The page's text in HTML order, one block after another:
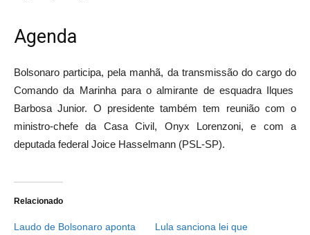
Agenda
Bolsonaro participa, pela manhã, da transmissão do cargo do
Comando da Marinha para o almirante de esquadra Ilques
Barbosa Junior. O presidente também tem reunião com o
ministro-chefe da Casa Civil, Onyx Lorenzoni, e com a
deputada federal Joice Hasselmann (PSL-SP).
Relacionado
Laudo de Bolsonaro aponta
Lula sanciona lei que